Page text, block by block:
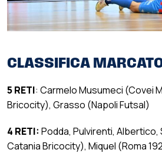
CLASSIFICA
5 RETI: Carmelo Musumeci (Covei
Bricocity), Grasso (Napoli Futsal)
4 RETI: Podda, Pulvirenti,
Catania Bricocity), Miquel (Roma